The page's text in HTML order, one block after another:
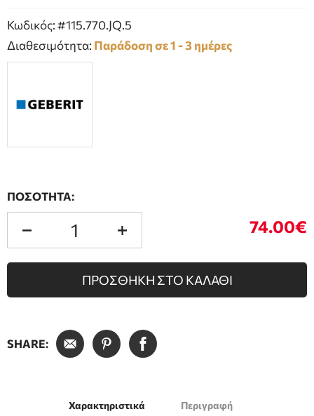
Κωδικός: #115.770.JQ.5
Διαθεσιμότητα: Παράδοση σε 1 - 3 ημέρες
ΠΟΣΟΤΗΤΑ:
74.00€
ΠΡΟΣΘΗΚΗ ΣΤΟ ΚΑΛΑΘΙ
SHARE:
Χαρακτηριστικά Περιγραφή